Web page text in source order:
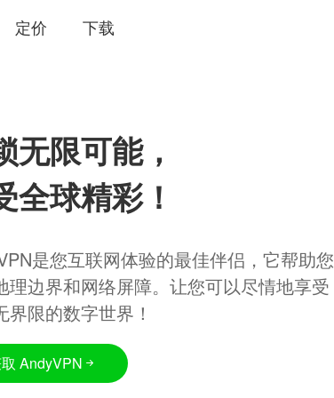
定价 下载
无限可能，
全球精彩！
是您互联网体验的最佳伴侣，它帮助您
理边界和网络屏障。让您可以尽情地享受
界限的数字世界！
AndyVPN